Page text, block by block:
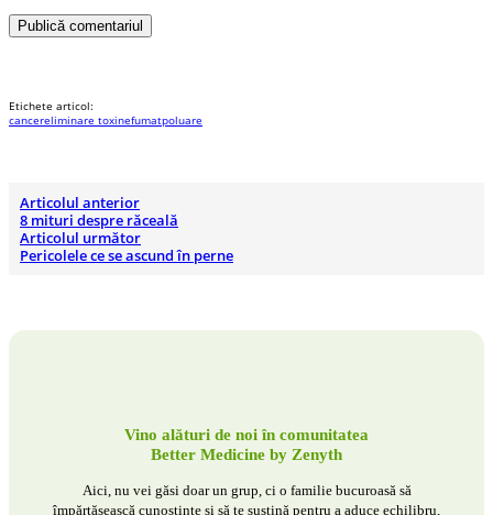
Publică comentariul
Etichete articol:
cancereliminare toxinefumatpoluare
Articolul anterior
8 mituri despre răceală
Articolul următor
Pericolele ce se ascund în perne
Vino alături de noi în comunitatea
Better Medicine by Zenyth
Aici, nu vei găsi doar un grup, ci o familie bucuroasă să
împărtășească cunoștințe și să te susțină pentru a aduce echilibru,